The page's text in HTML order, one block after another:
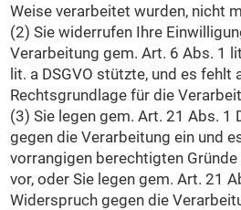
Weise verarbeitet wurden, nicht
(2) Sie widerrufen Ihre
Verarbeitung gem. Art. 6 Abs. 1
lit. a DSGVO stützte, und es fehlt
Rechtsgrundlage für die
(3) Sie legen gem. Art. 21 Abs. 1
gegen die Verarbeitung ein und
vorrangigen berechtigten
vor, oder Sie legen gem. Art. 21
Widerspruch gegen die